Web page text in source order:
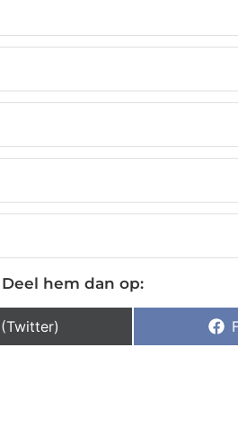
hem dan op: